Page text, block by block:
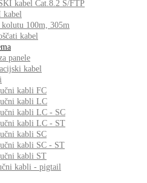
kabel Cat.8.2 S/FTP
kolutu 100m, 305m
kabel
panele
kabel
kabli FC
kabli LC
kabli LC - SC
kabli LC - ST
kabli SC
kabli SC - ST
kabli ST
kabli - pigtail